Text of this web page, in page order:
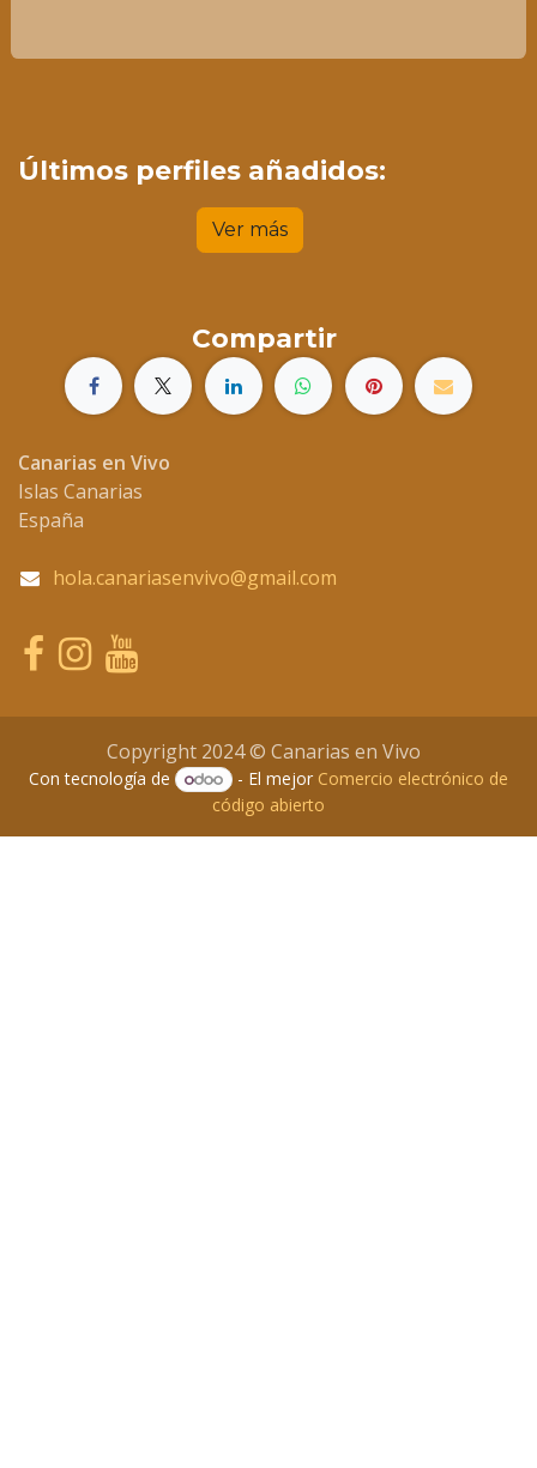
Últimos perfiles añadidos:
Ver más
Compartir
Canarias en Vivo
Islas Canarias
España
hola.canariasenvivo@gmail.com
Copyright 2024 © Canarias en Vivo
Con tecnología de - El mejor Comercio electrónico de
código abierto